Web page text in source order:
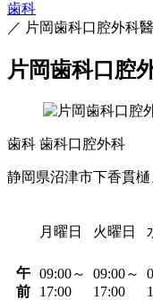
歯科
／ 片岡歯科口腔外科
片岡歯科口腔
歯科 歯科口腔外科
静岡県沼津市下香貫
月曜日 火曜日
午
前
09:00～
17:00
09:00～
17:00